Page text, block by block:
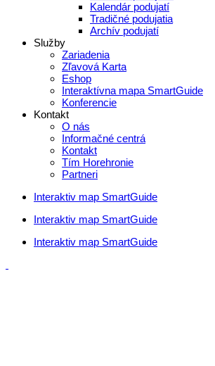
Kalendár podujatí
Tradičné podujatia
Archív podujatí
Služby
Zariadenia
Zľavová Karta
Eshop
Interaktívna mapa SmartGuide
Konferencie
Kontakt
O nás
Informačné centrá
Kontakt
Tím Horehronie
Partneri
Interaktiv map SmartGuide
Interaktiv map SmartGuide
Interaktiv map SmartGuide